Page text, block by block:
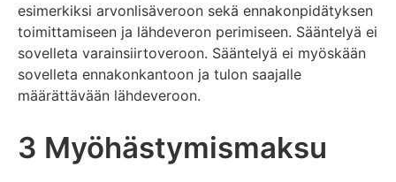
esimerkiksi arvonlisäveroon sekä ennakonpidätyksen
toimittamiseen ja lähdeveron perimiseen. Sääntelyä ei
sovelleta varainsiirtoveroon. Sääntelyä ei myöskään
sovelleta ennakonkantoon ja tulon saajalle
määrättävään lähdeveroon.
3 Myöhästymismaksu